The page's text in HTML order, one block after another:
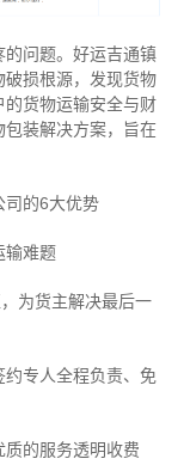
问题。好运吉通镇
损根源，发现货物
货物运输安全与财
装解决方案，旨在
司的6大优势
输难题
为货主解决最后一
专人全程负责、免
的服务透明收费